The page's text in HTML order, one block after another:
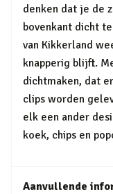
denken dat je de
bovenkant dicht
van Kikkerland
knapperig blijft.
dichtmaken, dat
clips worden
elk een ander
koek, chips en
Aanvullende